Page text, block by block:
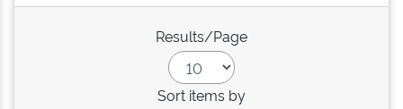
Results/Page
Sort items by